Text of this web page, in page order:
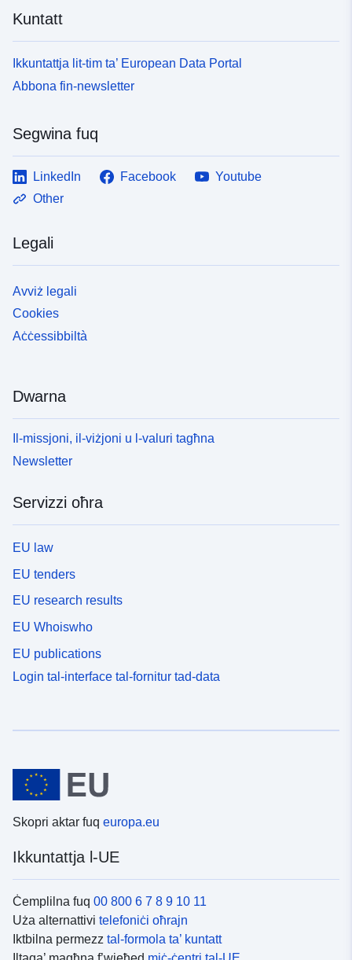
Kuntatt
Ikkuntattja lit-tim ta’ European Data Portal
Abbona fin-newsletter
Segwina fuq
LinkedIn Facebook
Youtube
Other
Legali
Avviż legali
Cookies
Aċċessibbiltà
Dwarna
Il-missjoni, il-viżjoni u l-valuri tagħna
Newsletter
Servizzi oħra
EU law
EU tenders
EU research results
EU Whoiswho
EU publications
Login tal-interface tal-fornitur tad-data
Skopri aktar fuq europa.eu
Ikkuntattja l-UE
Ċemplilna fuq 00 800 6 7 8 9 10 11
Uża alternattivi telefoniċi oħrajn
Iktbilna permezz tal-formola ta’ kuntatt